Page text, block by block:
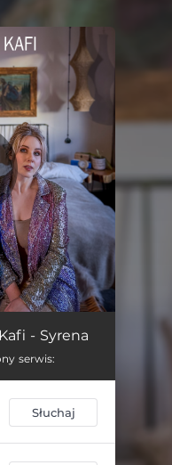
03:47
- Syrena
serwis:
Słuchaj